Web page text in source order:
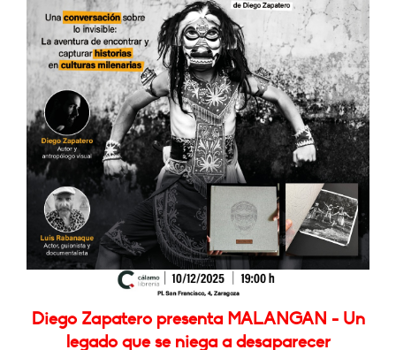
Diego Zapatero presenta MALANGAN - Un
legado que se niega a desaparecer